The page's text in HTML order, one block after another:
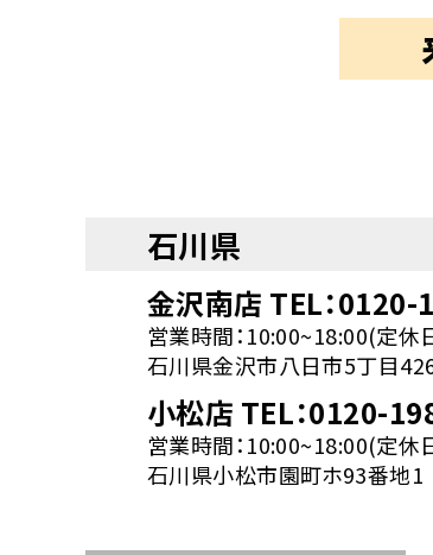
石川県
金沢南店 TEL：
営業時間：10:00~18:00(定休
石川県金沢市八日市5丁目
小松店 TEL：0120-
営業時間：10:00~18:00(定休
石川県小松市園町ホ93番地